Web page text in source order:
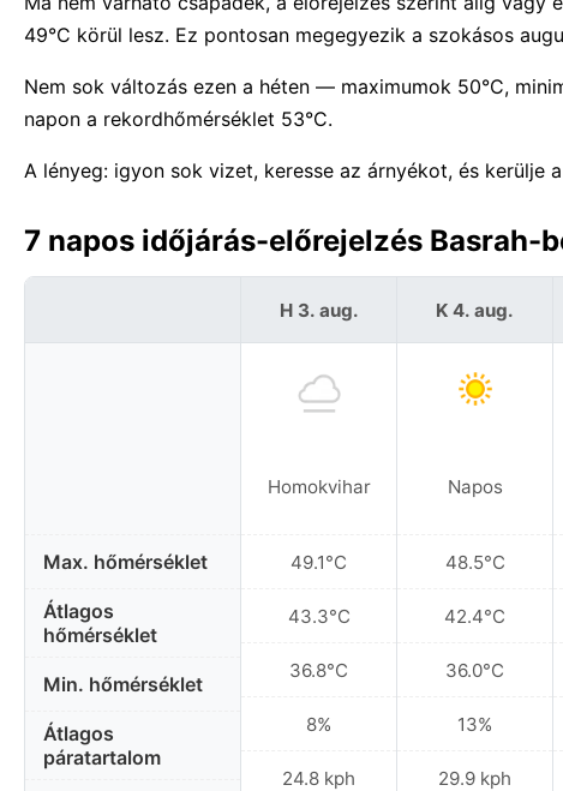
49°C körül lesz. Ez pontosan megegyezik a szokásos
Nem sok változás ezen a héten — maximumok 50°C,
napon a rekordhőmérséklet 53°C.
A lényeg: igyon sok vizet, keresse az árnyékot, és kerülje
7 napos időjárás-előrejelzés
Max. hőmérséklet
Átlagos
hőmérséklet
Min. hőmérséklet
Átlagos
páratartalom
H 3. aug.
Homokvihar
49.1°C
43.3°C
36.8°C
8%
24.8 kph
K 4. aug.
Napos
48.5°C
42.4°C
36.0°C
13%
29.9 kph